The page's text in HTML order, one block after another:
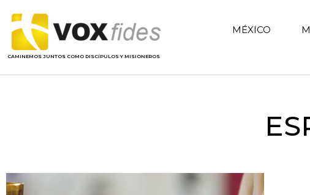
CAMINEMOS JUNTOS COMO DISCÍPULOS Y MISIONEROS
MÉXICO